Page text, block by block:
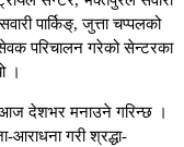
पार्किङ्, जुत्ता चप्पलको
परिचालन गरेको सेन्टरका
।
आज देशभर मनाउने गरिन्छ ।
आराधना गरी श्रद्धा-